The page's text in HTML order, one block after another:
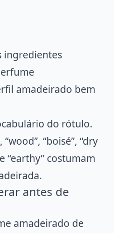
ingredientes
amadeirado bem
do rótulo.
“boisé”, “dry
“earthy” costumam
antes de
amadeirado de